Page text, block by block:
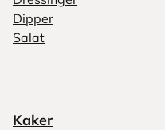
Dipper
Salat
Kaker